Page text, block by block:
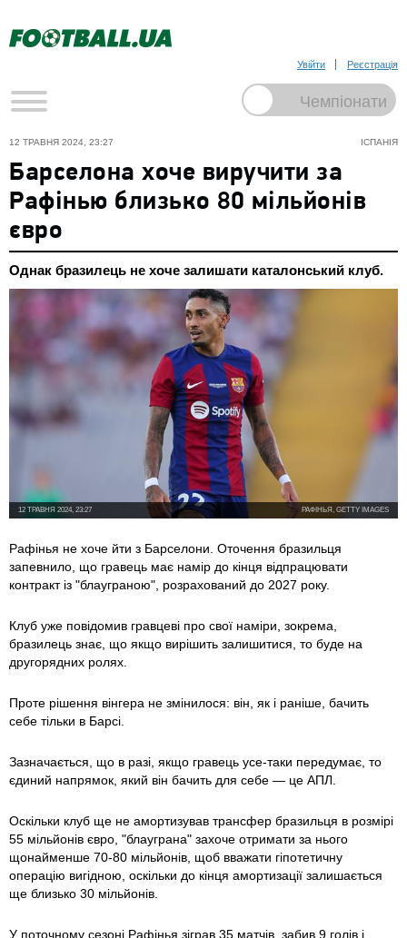
Увійти Реєстрація
ІСПАНІЯ
12 ТРАВНЯ 2024, 23:27
Барселона хоче виручити за
Рафінью близько 80 мільйонів
євро
Однак бразилець не хоче залишати каталонський клуб.
РАФІНЬЯ, GETTY IMAGES
12 ТРАВНЯ 2024, 23:27
Рафінья не хоче йти з Барселони. Оточення бразильця
запевнило, що гравець має намір до кінця відпрацювати
контракт із "блауграною", розрахований до 2027 року.
Клуб уже повідомив гравцеві про свої наміри, зокрема,
бразилець знає, що якщо вирішить залишитися, то буде на
другорядних ролях.
Проте рішення вінгера не змінилося: він, як і раніше, бачить
себе тільки в Барсі.
Зазначається, що в разі, якщо гравець усе-таки передумає, то
єдиний напрямок, який він бачить для себе — це АПЛ.
Оскільки клуб ще не амортизував трансфер бразильця в розмірі
55 мільйонів євро, "блауграна" захоче отримати за нього
щонайменше 70-80 мільйонів, щоб вважати гіпотетичну
операцію вигідною, оскільки до кінця амортизації залишається
ще близько 30 мільйонів.
У поточному сезоні Рафінья зіграв 35 матчів, забив 9 голів і